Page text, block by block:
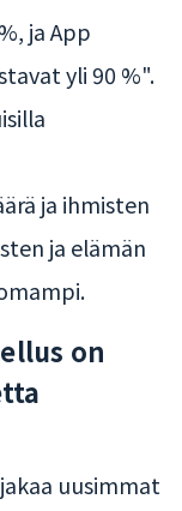
ja App
yli 90 %".
ja ihmisten
ja elämän
on
uusimmat